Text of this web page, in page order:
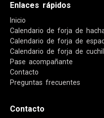
Enlaces rápidos
Inicio
Calendario de forja de
Calendario de forja de
Calendario de forja de
Pase acompañante
Contacto
Preguntas frecuentes
Contacto